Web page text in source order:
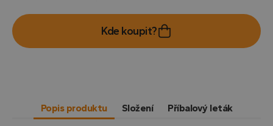
Kde koupit?
Popis produktu Složení Příbalový leták